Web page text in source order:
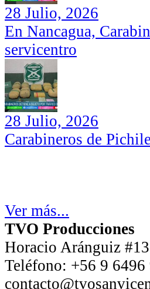
28 Julio, 2026
En Nancagua,
servicentro
28 Julio, 2026
Carabineros de
Ver más...
TVO Producciones
Horacio Aránguiz
Teléfono: +56 9 6496